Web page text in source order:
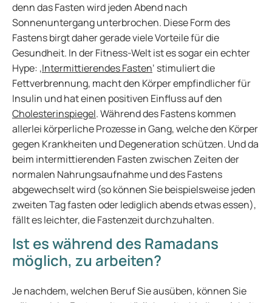
denn das Fasten wird jeden Abend nach
Sonnenuntergang unterbrochen. Diese Form des
Fastens birgt daher gerade viele Vorteile für die
Gesundheit. In der Fitness-Welt ist es sogar ein echter
Hype: ‚Intermittierendes Fasten‘ stimuliert die
Fettverbrennung, macht den Körper empfindlicher für
Insulin und hat einen positiven Einfluss auf den
Cholesterinspiegel. Während des Fastens kommen
allerlei körperliche Prozesse in Gang, welche den Körper
gegen Krankheiten und Degeneration schützen. Und da
beim intermittierenden Fasten zwischen Zeiten der
normalen Nahrungsaufnahme und des Fastens
abgewechselt wird (so können Sie beispielsweise jeden
zweiten Tag fasten oder lediglich abends etwas essen),
fällt es leichter, die Fastenzeit durchzuhalten.
Ist es während des Ramadans
möglich, zu arbeiten?
Je nachdem, welchen Beruf Sie ausüben, können Sie